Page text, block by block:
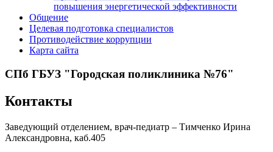
повышения энергетической эффективности
Общение
Целевая подготовка специалистов
Противодействие коррупции
Карта сайта
СПб ГБУЗ "Городская поликлиника №76"
Контакты
Заведующий отделением, врач-педиатр – Тимченко Ирина
Александровна, каб.405